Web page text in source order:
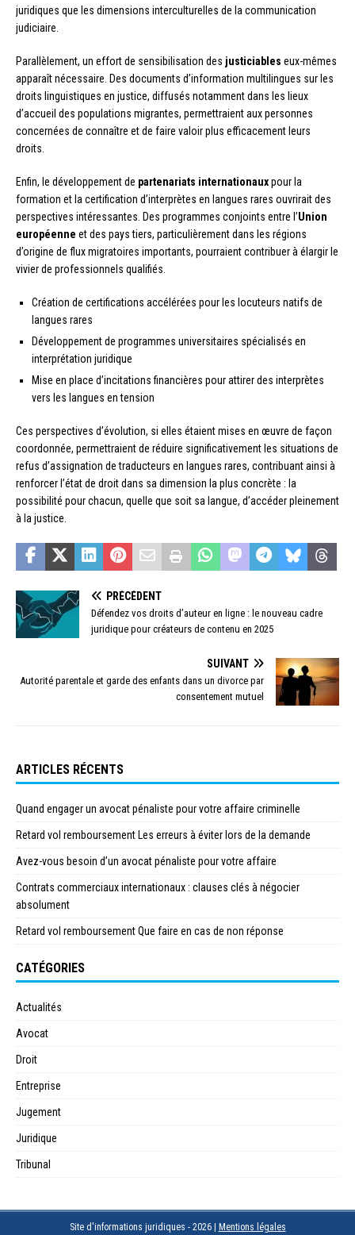
juridiques que les dimensions interculturelles de la communication
judiciaire.
Parallèlement, un effort de sensibilisation des justiciables eux-mêmes
apparaît nécessaire. Des documents d’information multilingues sur les
droits linguistiques en justice, diffusés notamment dans les lieux
d’accueil des populations migrantes, permettraient aux personnes
concernées de connaître et de faire valoir plus efficacement leurs
droits.
Enfin, le développement de partenariats internationauxpour la
formation et la certification d’interprètes en langues rares ouvrirait des
perspectives intéressantes. Des programmes conjoints entre l’Union
européenne et des pays tiers, particulièrement dans les régions
d’origine de flux migratoires importants, pourraient contribuer à élargir le
vivier de professionnels qualifiés.
Création de certifications accélérées pour les locuteurs natifs de
langues rares
Développement de programmes universitaires spécialisés en
interprétation juridique
Mise en place d’incitations financières pour attirer des interprètes
vers les langues en tension
Ces perspectives d’évolution, si elles étaient mises en œuvre de façon
coordonnée, permettraient de réduire significativement les situations de
refus d’assignation de traducteurs en langues rares, contribuant ainsi à
renforcer l’état de droit dans sa dimension la plus concrète : la
possibilité pour chacun, quelle que soit sa langue, d’accéder pleinement
à la justice.
PRÉCÉDENT
Défendez vos droits d’auteur en ligne : le nouveau cadre
juridique pour créateurs de contenu en 2025
SUIVANT
Autorité parentale et garde des enfants dans un divorce par
consentement mutuel
ARTICLES RÉCENTS
Quand engager un avocat pénaliste pour votre affaire criminelle
Retard vol remboursement Les erreurs à éviter lors de la demande
Avez-vous besoin d’un avocat pénaliste pour votre affaire
Contrats commerciaux internationaux : clauses clés à négocier
absolument
Retard vol remboursement Que faire en cas de non réponse
CATÉGORIES
Actualités
Avocat
Droit
Entreprise
Jugement
Juridique
Tribunal
Site d'informations juridiques - 2026 | Mentions légales